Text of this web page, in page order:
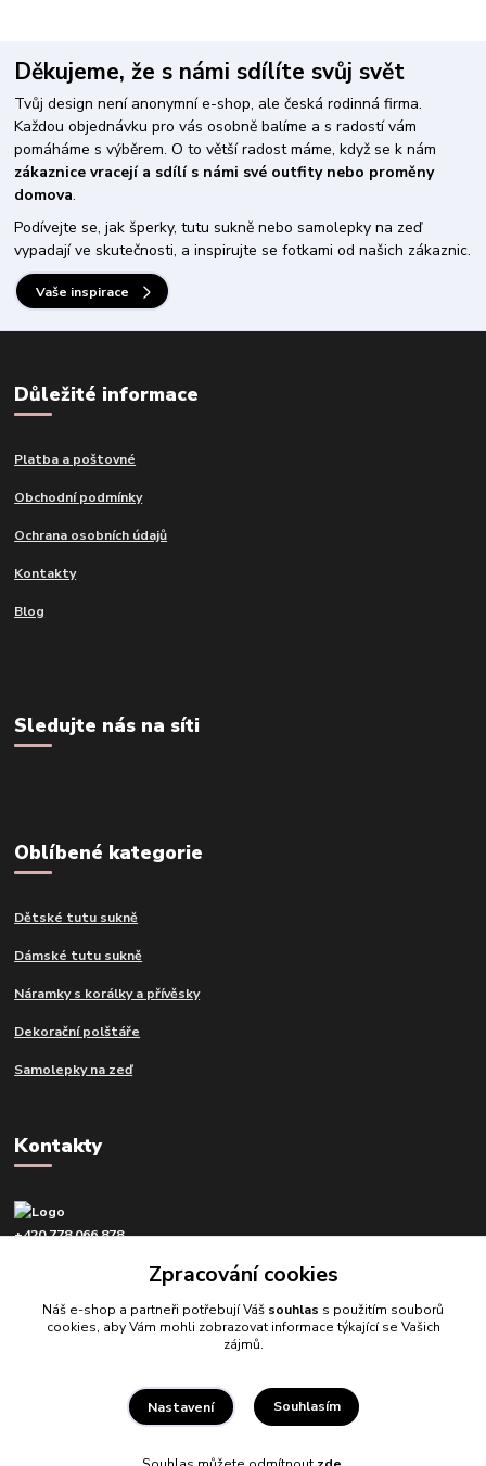
Děkujeme, že s námi sdílíte svůj svět
Tvůj design není anonymní e-shop, ale česká rodinná firma.
Každou objednávku pro vás osobně balíme a s radostí vám
pomáháme s výběrem. O to větší radost máme, když se k nám
zákaznice vracejí a sdílí s námi své outfity nebo proměny
domova.
Podívejte se, jak šperky, tutu sukně nebo samolepky na zeď
vypadají ve skutečnosti, a inspirujte se fotkami od našich zákaznic.
Vaše inspirace
Důležité informace
Platba a poštovné
Obchodní podmínky
Ochrana osobních údajů
Kontakty
Blog
Sledujte nás na síti
Oblíbené kategorie
Dětské tutu sukně
Dámské tutu sukně
Náramky s korálky a přívěsky
Dekorační polštáře
Samolepky na zeď
Kontakty
+420 778 066 878
Zpracování cookies
Náš e-shop a partneři potřebují Váš souhlas s použitím souborů
cookies, aby Vám mohli zobrazovat informace týkající se Vašich
zájmů.
Nastavení Souhlasím